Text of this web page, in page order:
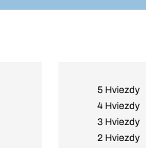
5 Hviezdy
4 Hviezdy
3 Hviezdy
2 Hviezdy